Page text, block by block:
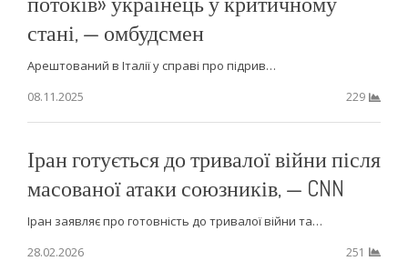
стані, — омбудсмен
Арештований в Італії у справі про підрив…
08.11.2025
229
Іран готується до тривалої війни після
масованої атаки союзників, — CNN
Іран заявляє про готовність до тривалої війни та…
28.02.2026
251